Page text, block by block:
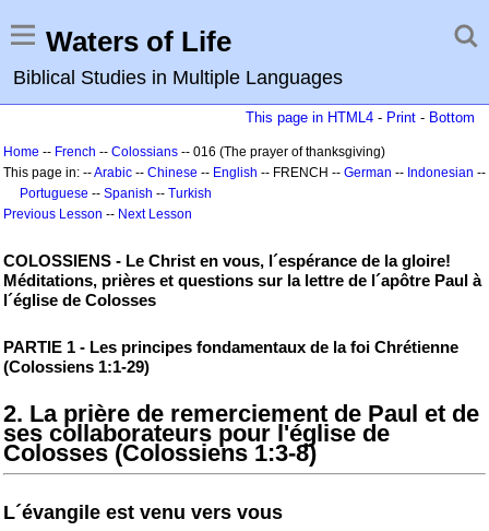
Waters of Life
Biblical Studies in Multiple Languages
This page in HTML4 - Print - Bottom
Home -- French -- Colossians -- 016 (The prayer of thanksgiving)
This page in: --Arabic -- Chinese -- English -- FRENCH -- German -- Indonesian --
Portuguese -- Spanish -- Turkish
Previous Lesson -- Next Lesson
COLOSSIENS - Le Christ en vous, l´espérance de la gloire!
Méditations, prières et questions sur la lettre de l´apôtre Paul à
l´église de Colosses
PARTIE 1 - Les principes fondamentaux de la foi Chrétienne
(Colossiens 1:1-29)
2. La prière de remerciement de Paul et de
ses collaborateurs pour l'église de
Colosses (Colossiens 1:3-8)
L´évangile est venu vers vous